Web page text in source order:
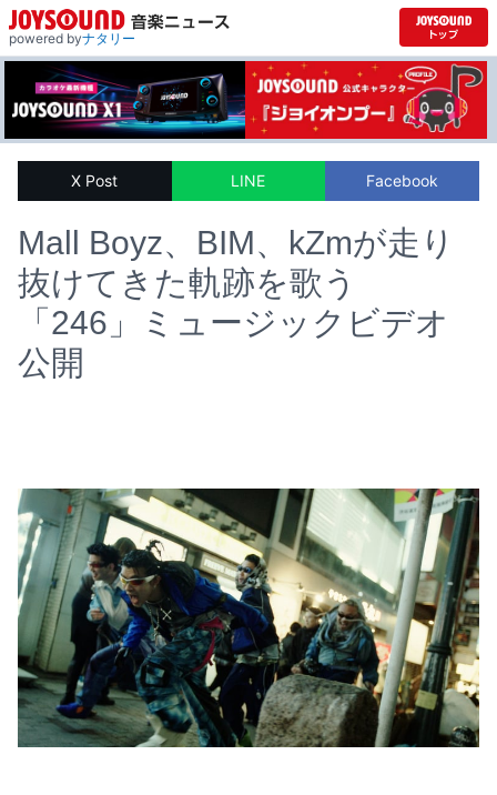
powered byナタリー
X Post LINE Facebook
Mall Boyz、BIM、kZmが走り
抜けてきた軌跡を歌う
「246」ミュージックビデオ
公開